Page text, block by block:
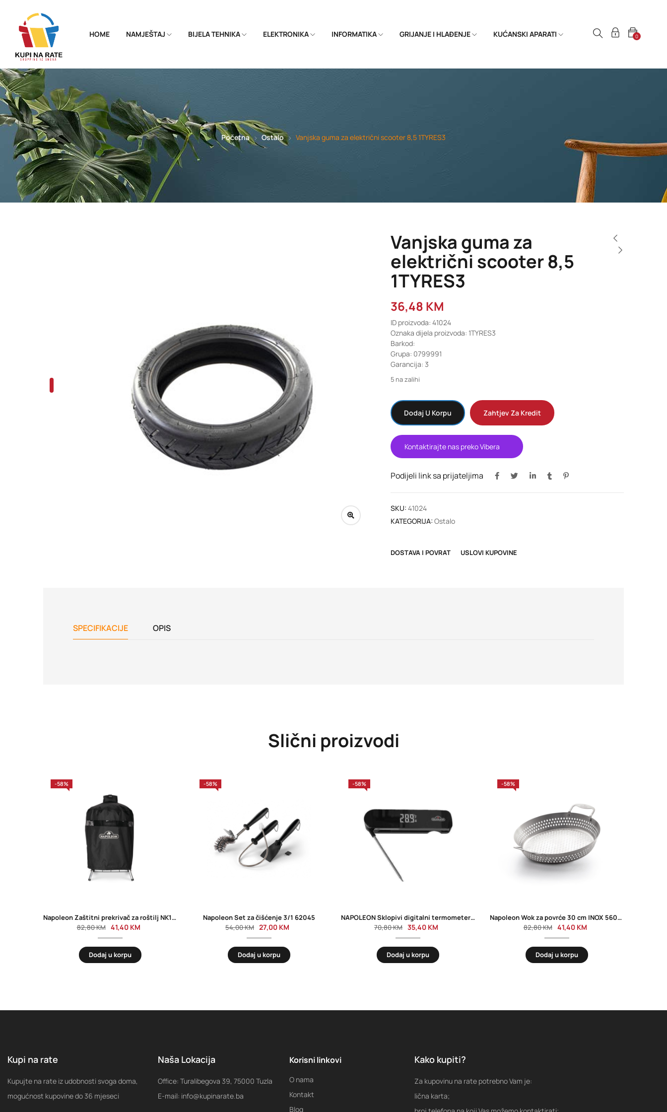
HOME NAMJEŠTAJ BIJELA TEHNIKA ELEKTRONIKA INFORMATIKA GRIJANJE I HLAĐENJE KUĆANSKI APARATI 0
Početna Ostalo Vanjska guma za električni scooter 8,5 1TYRES3
Vanjska guma za
električni scooter 8,5
1TYRES3
36,48 KM
ID proizvoda: 41024
Oznaka dijela proizvoda: 1TYRES3
Barkod:
Grupa: 0799991
Garancija: 3
5 na zalihi
Dodaj U Korpu Zahtjev Za Kredit
Kontaktirajte nas preko Vibera
Podijeli link sa prijateljima
SKU: 41024
KATEGORIJA: Ostalo
DOSTAVA I POVRAT USLOVI KUPOVINE
SPECIFIKACIJE OPIS
Slični proizvodi
-58%
Napoleon Zaštitni prekrivač za roštilj NK18K-LEG 61912
82,80KM 41,40 KM
Dodaj u korpu
-58%
Napoleon Set za čišćenje 3/1 62045
54,00KM 27,00 KM
Dodaj u korpu
-58%
NAPOLEON Sklopivi digitalni termometer 70048
70,80KM 35,40 KM
Dodaj u korpu
-58%
Napoleon Wok za povrće 30 cm INOX 56027
82,80KM 41,40 KM
Dodaj u korpu
Kupi na rate
Kupujte na rate iz udobnosti svoga doma,
mogućnost kupovine do 36 mjeseci
Naša Lokacija
Office: Turalibegova 39, 75000 Tuzla
E-mail: info@kupinarate.ba
Korisni linkovi
O nama
Kontakt
Blog
Kako kupiti?
Za kupovinu na rate potrebno Vam je:
lična karta;